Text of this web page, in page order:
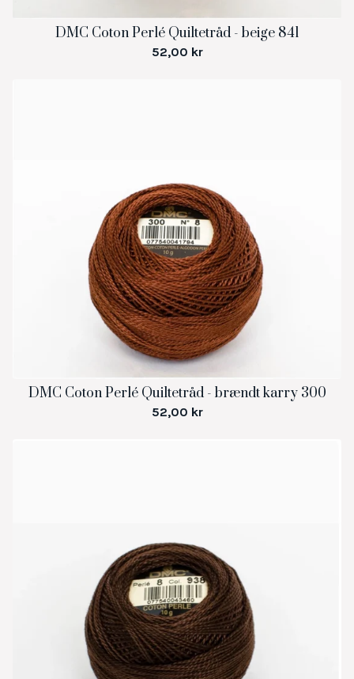
DMC Coton Perlé Quiltetråd - beige 841
52,00 kr
DMC Coton Perlé Quiltetråd - brændt karry 300
52,00 kr